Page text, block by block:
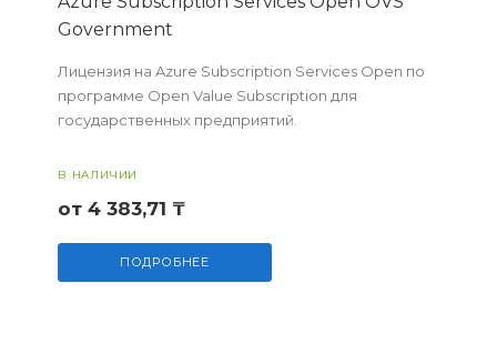
Government
Лицензия на Azure Subscription Services Open по
программе Open Value Subscription для
государственных предприятий.
В НАЛИЧИИ
от 4 383,71 ₸
ПОДРОБНЕЕ